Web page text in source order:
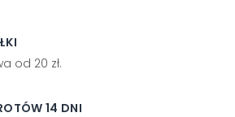
od 20 zł.
14 DNI